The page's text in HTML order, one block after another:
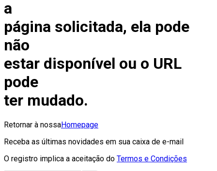
a
página solicitada, ela pode
não
estar disponível ou o URL
pode
ter mudado.
Retornar à nossaHomepage
Receba as últimas novidades em sua caixa de e-mail
O registro implica a aceitação do Termos e Condições